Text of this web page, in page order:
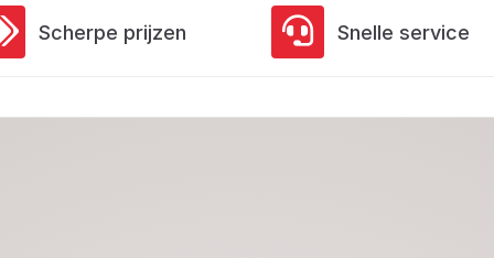
Scherpe prijzen Snelle service